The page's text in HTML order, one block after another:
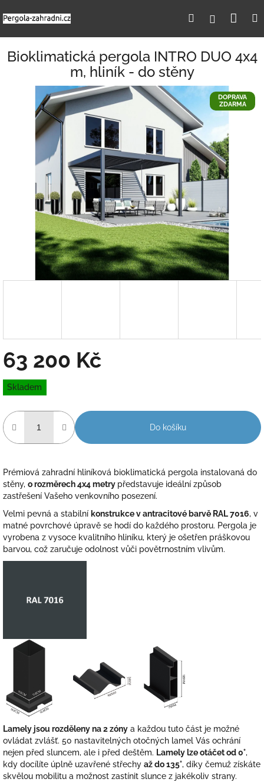
na
HledatPřihlášení
Bioklimatická pergola INTRO DUO 4x4
m, hliník - do stěny
DOPRAVA
ZDARMA
63 200 Kč
Měrná
cena:
Skladem
Do košíku
Prémiová zahradní hliníková bioklimatická pergola instalovaná do
stěny, o rozměrech 4x4 metry představuje ideální způsob
zastřešení Vašeho venkovního posezení.
Velmi pevná a stabilní konstrukce v antracitové barvě RAL 7016, v
matné povrchové úpravě se hodí do každého prostoru. Pergola je
vyrobena z vysoce kvalitního hliníku, který je ošetřen práškovou
barvou, což zaručuje odolnost vůči povětrnostním vlivům.
Lamely jsou rozděleny na 2 zóny a každou tuto část je možné
ovládat zvlášť. 50 nastavitelných otočných lamel Vás ochrání
nejen před sluncem, ale i před deštěm. Lamely lze otáčet od 0°,
kdy docílíte úplně uzavřené střechy až do 135°, díky čemuž získáte
skvělou mobilitu a možnost zastínit slunce z jakékoliv strany.